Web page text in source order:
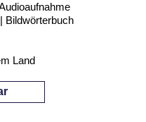
Bildwörterbuch
Land